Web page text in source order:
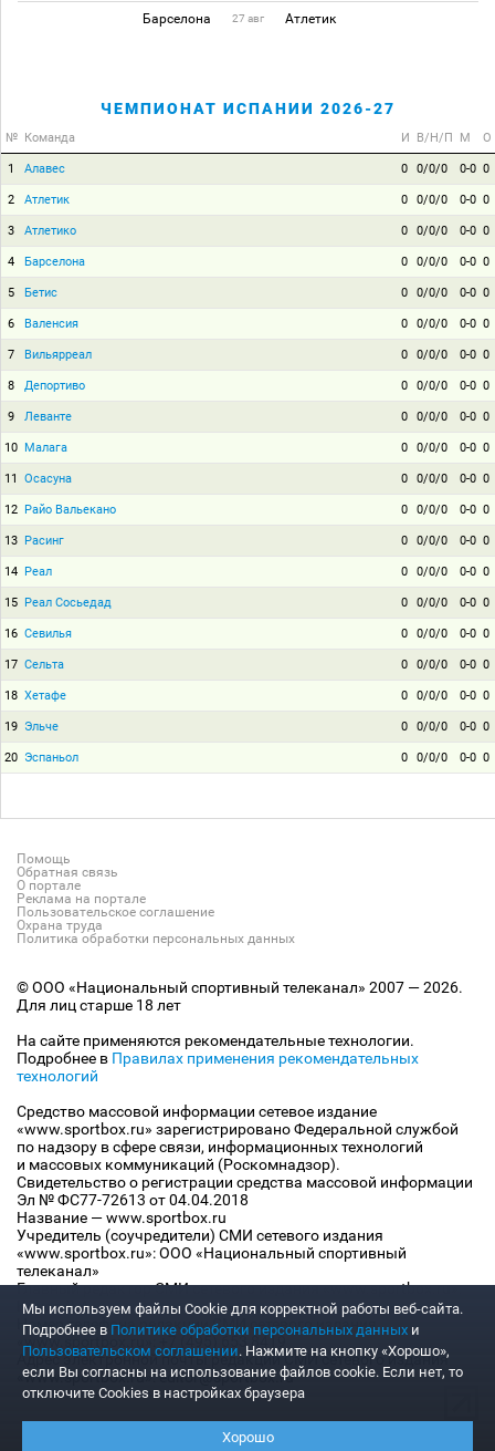
Барселона 27 авг Атлетик
ЧЕМПИОНАТ ИСПАНИИ 2026-27
№ Команда И В/Н/П М О
1 Алавес 0 0/0/0 0-0 0
2 Атлетик 0 0/0/0 0-0 0
3 Атлетико 0 0/0/0 0-0 0
4 Барселона 0 0/0/0 0-0 0
5 Бетис 0 0/0/0 0-0 0
6 Валенсия 0 0/0/0 0-0 0
7 Вильярреал 0 0/0/0 0-0 0
8 Депортиво 0 0/0/0 0-0 0
9 Леванте 0 0/0/0 0-0 0
10 Малага 0 0/0/0 0-0 0
11 Осасуна 0 0/0/0 0-0 0
12 Райо Вальекано 0 0/0/0 0-0 0
13 Расинг 0 0/0/0 0-0 0
14 Реал 0 0/0/0 0-0 0
15 Реал Сосьедад 0 0/0/0 0-0 0
16 Севилья 0 0/0/0 0-0 0
17 Сельта 0 0/0/0 0-0 0
18 Хетафе 0 0/0/0 0-0 0
19 Эльче 0 0/0/0 0-0 0
20 Эспаньол 0 0/0/0 0-0 0
Помощь
Обратная связь
О портале
Реклама на портале
Пользовательское соглашение
Охрана труда
Политика обработки персональных данных
© ООО «Национальный спортивный телеканал» 2007 — 2026.
Для лиц старше 18 лет
На сайте применяются рекомендательные технологии.
Подробнее в Правилах применения рекомендательных
технологий
Средство массовой информации сетевое издание
«www.sportbox.ru» зарегистрировано Федеральной службой
по надзору в сфере связи, информационных технологий
и массовых коммуникаций (Роскомнадзор).
Свидетельство о регистрации средства массовой информации
Эл № ФС77-72613 от 04.04.2018
Название — www.sportbox.ru
Учредитель (соучредители) СМИ сетевого издания
«www.sportbox.ru»: ООО «Национальный спортивный
телеканал»
Главный редактор СМИ сетевого издания «www.sportbox.ru»:
Конов В.А.
Номер телефона редакции СМИ сетевого издания
«www.sportbox.ru»: +7 (495) 653 8419
Адрес электронной почты редакции СМИ сетевого издания
«www.sportbox.ru»: editor@sportbox.ru
Мы используем файлы Сookie для корректной работы веб-сайта.
Подробнее в Политике обработки персональных данных и
Пользовательском соглашении. Нажмите на кнопку «Хорошо»,
если Вы согласны на использование файлов cookie. Если нет, то
отключите Cookies в настройках браузера
Хорошо